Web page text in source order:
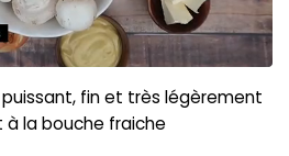
fin et très légèrement
la bouche fraiche